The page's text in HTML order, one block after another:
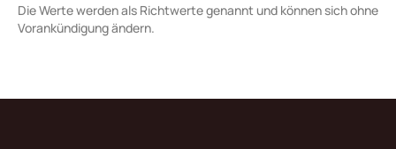
Die Werte werden als Richtwerte genannt und können sich ohne
Vorankündigung ändern.